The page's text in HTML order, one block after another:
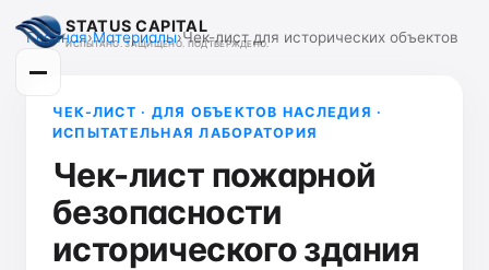
STATUS CAPITAL
ИСПЫТАНО. ЗАЩИЩЕНО. ПОДТВЕРЖДЕНО.
Главная›Материалы›Чек-лист для исторических объектов
ЧЕК-ЛИСТ · ДЛЯ ОБЪЕКТОВ НАСЛЕДИЯ ·
ИСПЫТАТЕЛЬНАЯ ЛАБОРАТОРИЯ
Чек-лист пожарной
безопасности
исторического здания